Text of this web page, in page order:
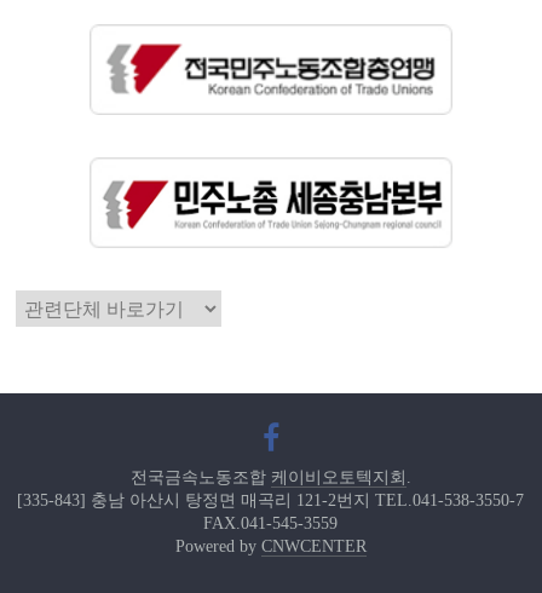
전국금속노동조합 케이비오토텍지회 .
[335-843] 충남 아산시 탕정면 매곡리 121-2번지 TEL.041-538-3550-7
FAX.041-545-3559
Powered by CNWCENTER